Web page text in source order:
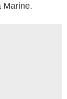
Marine.